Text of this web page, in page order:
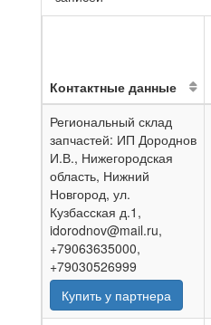
Контактные данные
Региональный склад
запчастей: ИП Дороднов
И.В., Нижегородская
область, Нижний
Новгород, ул.
Кузбасская д.1,
idorodnov@mail.ru,
+79063635000,
+79030526999
Купить у партнера